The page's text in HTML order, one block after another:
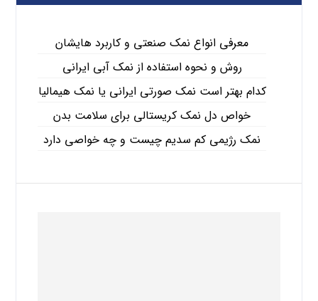
معرفی انواع نمک صنعتی و کاربرد هایشان
روش و نحوه استفاده از نمک آبی ایرانی
کدام بهتر است نمک صورتی ایرانی یا نمک هیمالیا
خواص دل نمک کریستالی برای سلامت بدن
نمک رژیمی کم سدیم چیست و چه خواصی دارد